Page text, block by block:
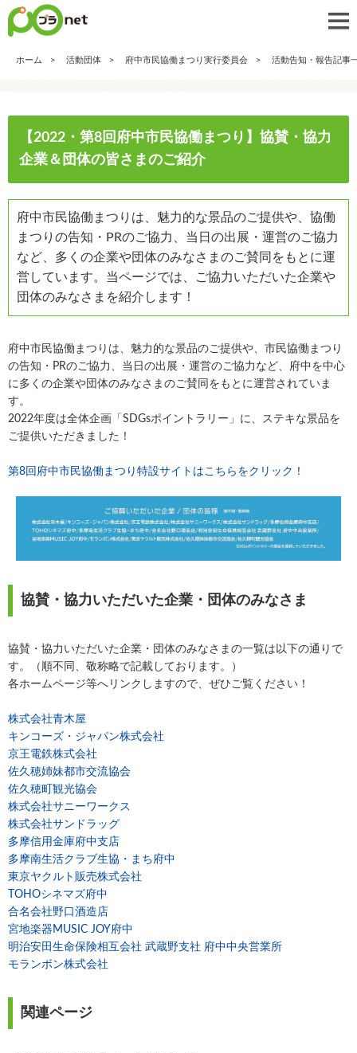
ホーム 活動団体 府中市民協働まつり実行委員会 活動告知・報告記事
【2022・第8回府中市民協働まつり】協賛・協力
企業＆団体の皆さまのご紹介
府中市民協働まつりは、魅力的な景品のご提供や、協働
まつりの告知・PRのご協力、当日の出展・運営のご協力
など、多くの企業や団体のみなさまのご賛同をもとに運
営しています。当ページでは、ご協力いただいた企業や
団体のみなさまを紹介します！
府中市民協働まつりは、魅力的な景品のご提供や、市民協働まつり
の告知・PRのご協力、当日の出展・運営のご協力など、府中を中心
に多くの企業や団体のみなさまのご賛同をもとに運営されていま
す。
2022年度は全体企画「SDGsポイントラリー」に、ステキな景品を
ご提供いただきました！
第8回府中市民協働まつり特設サイトはこちらをクリック！
協賛・協力いただいた企業・団体のみなさま
協賛・協力いただいた企業・団体のみなさまの一覧は以下の通りで
す。（順不同、敬称略で記載しております。）
各ホームページ等へリンクしますので、ぜひご覧ください！
株式会社青木屋
キンコーズ・ジャパン株式会社
京王電鉄株式会社
佐久穂姉妹都市交流協会
佐久穂町観光協会
株式会社サニーワークス
株式会社サンドラッグ
多摩信用金庫府中支店
多摩南生活クラブ生協・まち府中
東京ヤクルト販売株式会社
TOHOシネマズ府中
合名会社野口酒造店
宮地楽器MUSIC JOY府中
明治安田生命保険相互会社 武蔵野支社 府中中央営業所
モランボン株式会社
関連ページ